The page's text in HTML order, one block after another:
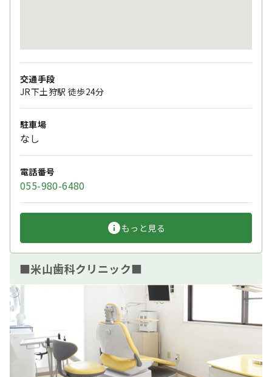
交通手段
JR下土狩駅 徒歩24分
駐車場
なし
電話番号
055-980-6480
もっと見る
■米山歯科クリニック■